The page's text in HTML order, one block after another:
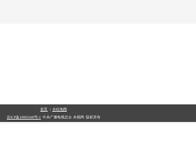
首页 全站地图
京ICP备10003349号-1 中央广播电视总台 央视网 版权所有